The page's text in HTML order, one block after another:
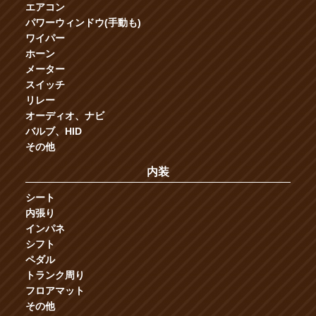
エアコン
パワーウィンドウ(手動も)
ワイパー
ホーン
メーター
スイッチ
リレー
オーディオ、ナビ
バルブ、HID
その他
内装
シート
内張り
インパネ
シフト
ペダル
トランク周り
フロアマット
その他